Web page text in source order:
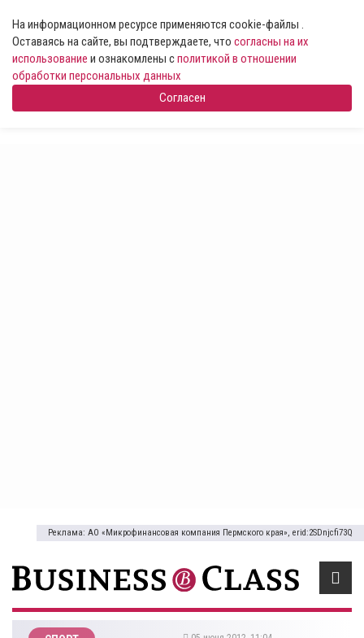
На информационном ресурсе применяются cookie-файлы .
Оставаясь на сайте, вы подтверждаете, что согласны на их
использование и ознакомлены сполитикой в отношении
обработки персональных данных
Согласен
Реклама: АО «Микрофинансовая компания Пермского края», erid:2SDnjcfi73Q